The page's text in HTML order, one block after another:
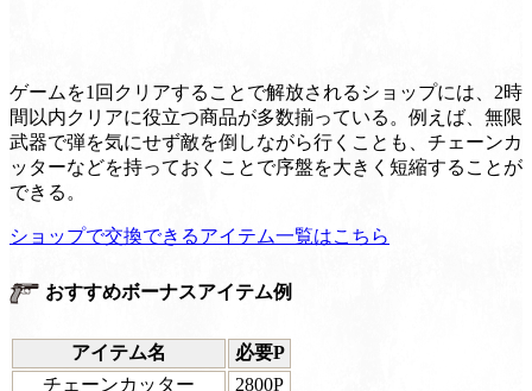
ゲームを1回クリアすることで解放されるショップには、2時
間以内クリアに役立つ商品が多数揃っている。例えば、無限
武器で弾を気にせず敵を倒しながら行くことも、チェーンカ
ッターなどを持っておくことで序盤を大きく短縮することが
できる。
ショップで交換できるアイテム一覧はこちら
おすすめボーナスアイテム例
アイテム名
必要P
チェーンカッター
2800P